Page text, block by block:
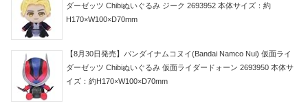
ダーゼッツ Chibiぬいぐるみ ジーク 2693952 本体サイズ：約
H170×W100×D70mm
【8月30日発売】バンダイナムコヌイ(Bandai Namco Nui) 仮面ライ
ダーゼッツ Chibiぬいぐるみ 仮面ライダードォーン 2693950 本体サ
イズ：約H170×W100×D70mm